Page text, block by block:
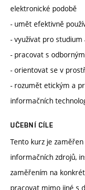
elektronické podobě
- umět efektivně
- využívat pro
- pracovat s
- orientovat se v
- rozumět etickým a
informačních
UČEBNÍ CÍLE
Tento kurz je
informačních zdrojů,
zaměřením na
pracovat mimo jiné s